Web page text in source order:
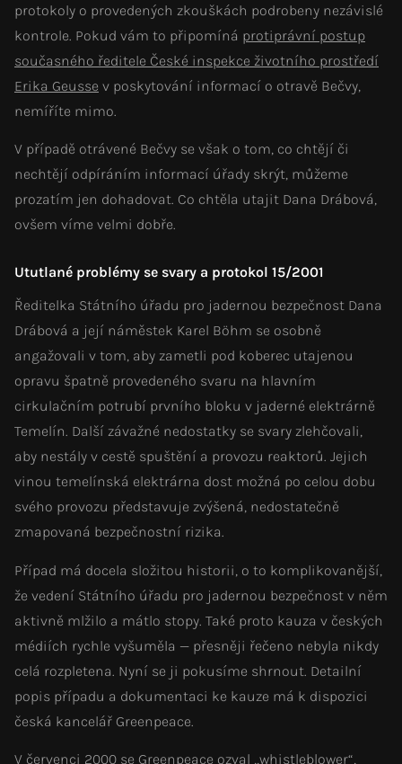
protokoly o provedených zkouškách podrobeny nezávislé
kontrole. Pokud vám to připomíná protiprávní postup
současného ředitele České inspekce životního prostředí
Erika Geusse v poskytování informací o otravě Bečvy,
nemíříte mimo.
V případě otrávené Bečvy se však o tom, co chtějí či
nechtějí odpíráním informací úřady skrýt, můžeme
prozatím jen dohadovat. Co chtěla utajit Dana Drábová,
ovšem víme velmi dobře.
Ututlané problémy se svary a protokol 15/2001
Ředitelka Státního úřadu pro jadernou bezpečnost Dana
Drábová a její náměstek Karel Böhm se osobně
angažovali v tom, aby zametli pod koberec utajenou
opravu špatně provedeného svaru na hlavním
cirkulačním potrubí prvního bloku v jaderné elektrárně
Temelín. Další závažné nedostatky se svary zlehčovali,
aby nestály v cestě spuštění a provozu reaktorů. Jejich
vinou temelínská elektrárna dost možná po celou dobu
svého provozu představuje zvýšená, nedostatečně
zmapovaná bezpečnostní rizika.
Případ má docela složitou historii, o to komplikovanější,
že vedení Státního úřadu pro jadernou bezpečnost v něm
aktivně mlžilo a mátlo stopy. Také proto kauza v českých
médiích rychle vyšuměla — přesněji řečeno nebyla nikdy
celá rozpletena. Nyní se ji pokusíme shrnout. Detailní
popis případu a dokumentaci ke kauze má k dispozici
česká kancelář Greenpeace.
V červenci 2000 se Greenpeace ozval „whistleblower“,